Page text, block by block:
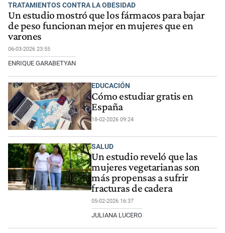
TRATAMIENTOS CONTRA LA OBESIDAD
Un estudio mostró que los fármacos para bajar
de peso funcionan mejor en mujeres que en
varones
06-03-2026 23:55
ENRIQUE GARABETYAN
EDUCACIÓN
Cómo estudiar gratis en
España
18-02-2026 09:24
SALUD
Un estudio reveló que las
mujeres vegetarianas son
más propensas a sufrir
fracturas de cadera
05-02-2026 16:37
JULIANA LUCERO